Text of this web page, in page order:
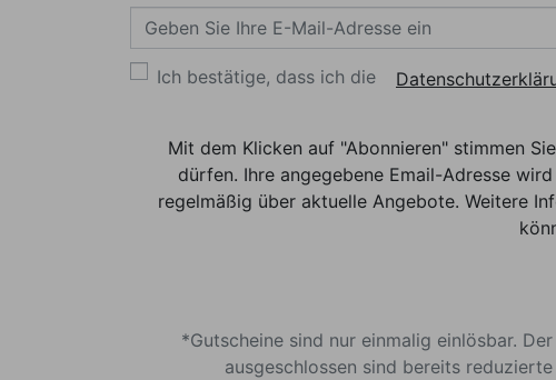
Ich bestätige, dass ich die
Mit dem Klicken auf "Abonnieren" stimmen
dürfen. Ihre angegebene Email-Adresse
regelmäßig über aktuelle Angebote. Weitere
*Gutscheine sind nur einmalig einlösbar.
ausgeschlossen sind bereits